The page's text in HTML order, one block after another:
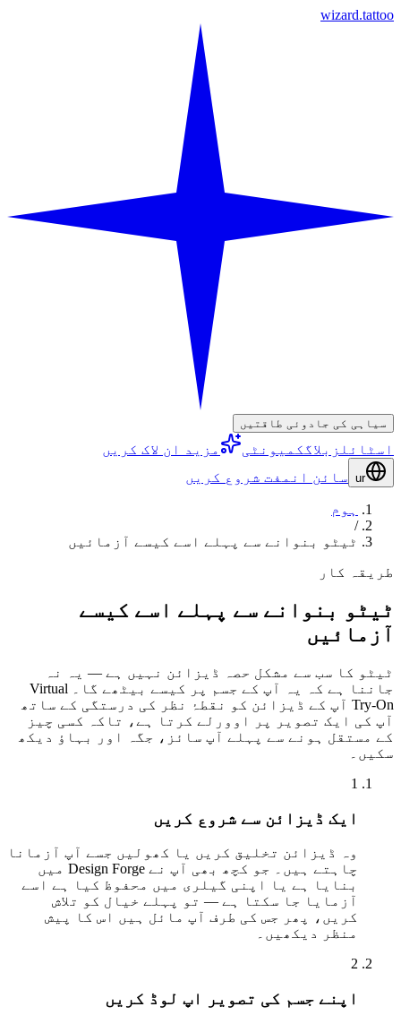
wizard.tattoo
سیاہی کی جادوئی طاقتیں
اسٹائلز بلاگکمیونٹی مزید ان لاک کریں
ur سائن ان مفت شروع کریں
ہوم
/
ٹیٹو بنوانے سے پہلے اسے کیسے آزمائیں
طریقہ کار
ٹیٹو بنوانے سے پہلے اسے کیسے
آزمائیں
ٹیٹو کا سب سے مشکل حصہ ڈیزائن نہیں ہے — یہ نہ
جاننا ہے کہ یہ آپ کے جسم پر کیسے بیٹھے گا۔ Virtual
Try-On آپ کے ڈیزائن کو نقطۂ نظر کی درستگی کے ساتھ
آپ کی ایک تصویر پر اوورلے کرتا ہے، تاکہ کسی چیز
کے مستقل ہونے سے پہلے آپ سائز، جگہ اور بہاؤ دیکھ
سکیں۔
1
ایک ڈیزائن سے شروع کریں
وہ ڈیزائن تخلیق کریں یا کھولیں جسے آپ آزمانا
چاہتے ہیں۔ جو کچھ بھی آپ نے Design Forge میں
بنایا ہے یا اپنی گیلری میں محفوظ کیا ہے اسے
آزمایا جا سکتا ہے — تو پہلے خیال کو تلاش
کریں، پھر جس کی طرف آپ مائل ہیں اس کا پیش
منظر دیکھیں۔
2
اپنے جسم کی تصویر اپ لوڈ کریں